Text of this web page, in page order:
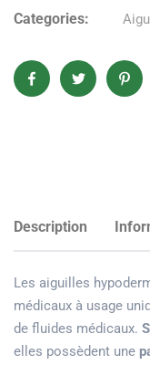
Categories:
Description
Les aiguilles
médicaux à usage
de fluides médicaux.
elles possèdent une